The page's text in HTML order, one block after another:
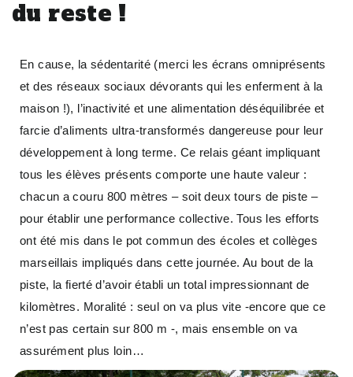
du reste !
En cause, la sédentarité (merci les écrans omniprésents
et des réseaux sociaux dévorants qui les enferment à la
maison !), l’inactivité et une alimentation déséquilibrée et
farcie d’aliments ultra-transformés dangereuse pour leur
développement à long terme. Ce relais géant impliquant
tous les élèves présents comporte une haute valeur :
chacun a couru 800 mètres – soit deux tours de piste –
pour établir une performance collective. Tous les efforts
ont été mis dans le pot commun des écoles et collèges
marseillais impliqués dans cette journée. Au bout de la
piste, la fierté d’avoir établi un total impressionnant de
kilomètres. Moralité : seul on va plus vite -encore que ce
n’est pas certain sur 800 m -, mais ensemble on va
assurément plus loin…